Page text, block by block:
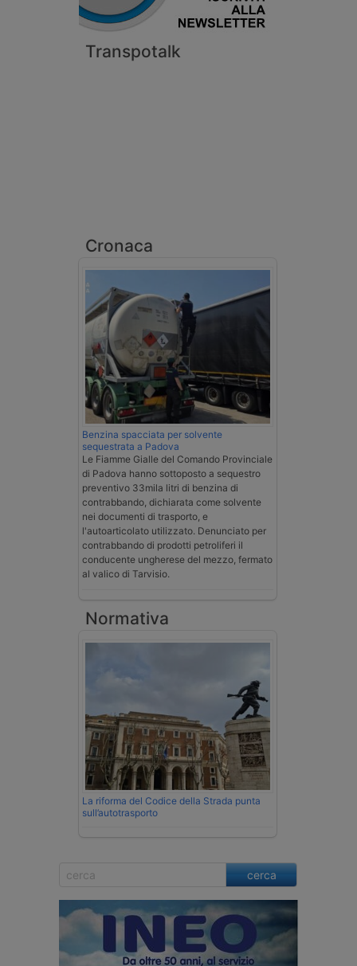
Transpotalk
Cronaca
Benzina spacciata per solvente
sequestrata a Padova
Le Fiamme Gialle del Comando Provinciale
di Padova hanno sottoposto a sequestro
preventivo 33mila litri di benzina di
contrabbando, dichiarata come solvente
nei documenti di trasporto, e
l'autoarticolato utilizzato. Denunciato per
contrabbando di prodotti petroliferi il
conducente ungherese del mezzo, fermato
al valico di Tarvisio.
Normativa
La riforma del Codice della Strada punta
sull’autotrasporto
cerca